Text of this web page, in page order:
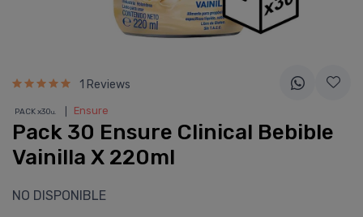
1 Reviews
PACK x30u. Ensure
Pack 30 Ensure Clinical Bebible
Vainilla X 220ml
NO DISPONIBLE